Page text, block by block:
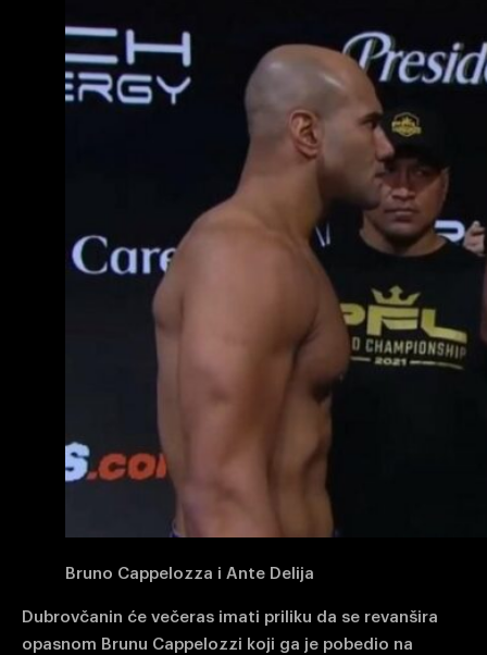
Bruno Cappelozza i Ante Delija
Dubrovčanin će večeras imati priliku da se revanšira
opasnom Brunu Cappelozzi koji ga je pobedio na